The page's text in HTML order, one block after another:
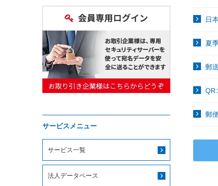
日
夏
郵
QR
郵
サービスメニュー
サービス一覧
法人データベース